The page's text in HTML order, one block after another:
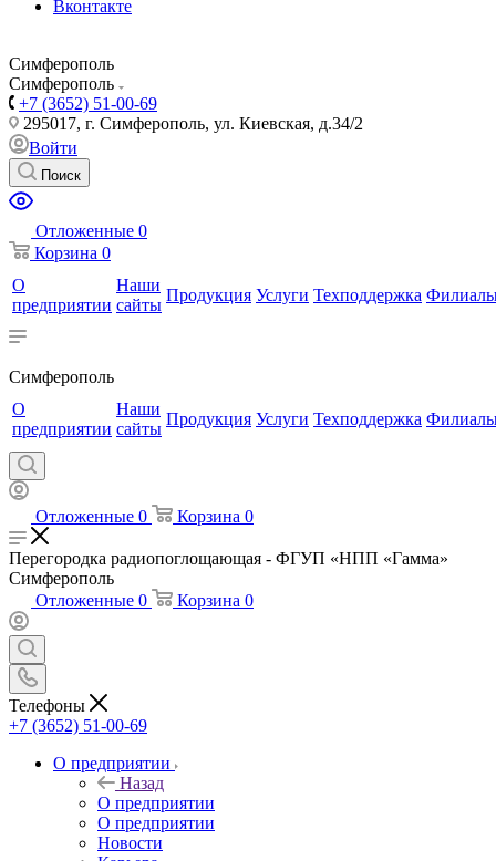
Вконтакте
Симферополь
Симферополь
+7 (3652) 51-00-69
295017, г. Симферополь, ул. Киевская, д.34/2
Войти
Поиск
Отложенные 0
Корзина 0
О
предприятии
Наши
сайты
Продукция Услуги Техподдержка
Симферополь
О
предприятии
Наши
сайты
Продукция Услуги Техподдержка
Отложенные 0 Корзина 0
Перегородка радиопоглощающая - ФГУП «НПП «Гамма»
Симферополь
Отложенные 0 Корзина 0
Телефоны
+7 (3652) 51-00-69
О предприятии
Назад
О предприятии
О предприятии
Новости